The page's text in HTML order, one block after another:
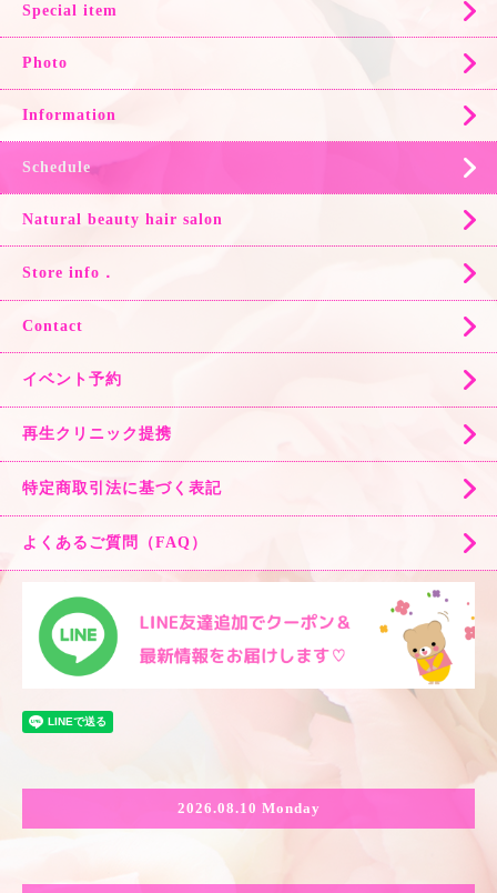
Special item
Photo
Information
Schedule
Natural beauty hair salon
Store info．
Contact
イベント予約
再生クリニック提携
特定商取引法に基づく表記
よくあるご質問（FAQ）
2026.08.10 Monday